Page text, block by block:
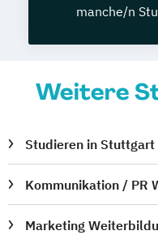
manche/n
Weitere
Studieren in Stuttgart
Kommunikation / PR
Marketing